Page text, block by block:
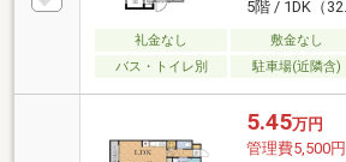
5階 / 1DK（
礼金なし 敷金なし
バス・トイレ別
駐車場(近隣含)
5.45万円
管理費5,500円